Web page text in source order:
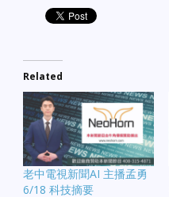
Related
老中電視新聞AI 主播孟勇
6/18 科技摘要